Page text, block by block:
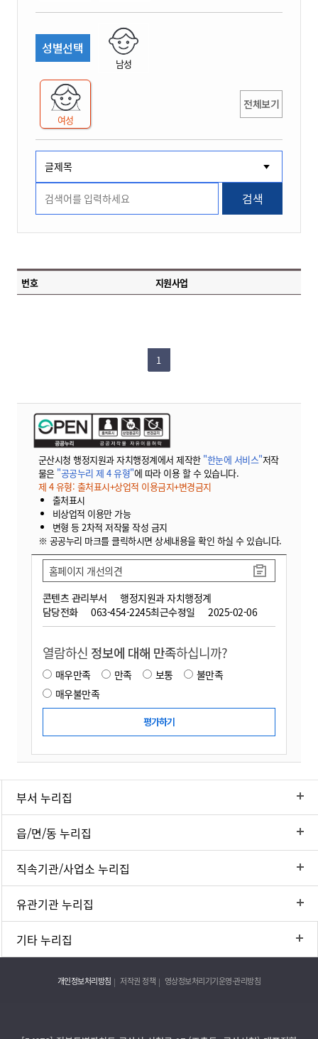
성별선택
남성
여성
전체보기
검색
번호 지원사업
1
군산시청 행정지원과 자치행정계에서 제작한 "한눈에 서비스"저작
물은 "공공누리 제 4 유형"에 따라 이용 할 수 있습니다.
제 4 유형: 출처표시+상업적 이용금지+변경금지
출처표시
비상업적 이용만 가능
변형 등 2차적 저작물 작성 금지
※ 공공누리 마크를 클릭하시면 상세내용을 확인 하실 수 있습니다.
콘텐츠 관리부서
행정지원과 자치행정계
담당전화
063-454-2245최근수정일 2025-02-06
홈페이지 개선의견
열람하신 정보에 대해 만족하십니까?
매우만족 만족 보통
불만족
매우불만족
부서 누리집
읍/면/동 누리집
직속기관/사업소 누리집
유관기관 누리집
기타 누리집
개인정보처리방침 저작권 정책 영상정보처리기기운영·관리방침